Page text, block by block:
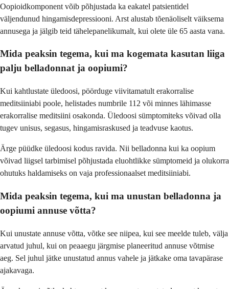
Oopioidkomponent võib põhjustada ka eakatel patsientidel
väljendunud hingamisdepressiooni. Arst alustab tõenäoliselt väiksema
annusega ja jälgib teid tähelepanelikumalt, kui olete üle 65 aasta vana.
Mida peaksin tegema, kui ma kogemata kasutan liiga
palju belladonnat ja oopiumi?
Kui kahtlustate üledoosi, pöörduge viivitamatult erakorralise
meditsiiniabi poole, helistades numbrile 112 või minnes lähimasse
erakorralise meditsiini osakonda. Üledoosi sümptomiteks võivad olla
tugev unisus, segasus, hingamisraskused ja teadvuse kaotus.
Ärge püüdke üledoosi kodus ravida. Nii belladonna kui ka oopium
võivad liigsel tarbimisel põhjustada eluohtlikke sümptomeid ja olukorra
ohutuks haldamiseks on vaja professionaalset meditsiiniabi.
Mida peaksin tegema, kui ma unustan belladonna ja
oopiumi annuse võtta?
Kui unustate annuse võtta, võtke see niipea, kui see meelde tuleb, välja
arvatud juhul, kui on peaaegu järgmise planeeritud annuse võtmise
aeg. Sel juhul jätke unustatud annus vahele ja jätkake oma tavapärase
ajakavaga.